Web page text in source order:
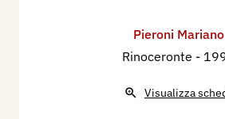
Pieroni Mariano
Rinoceronte -
Visualizza